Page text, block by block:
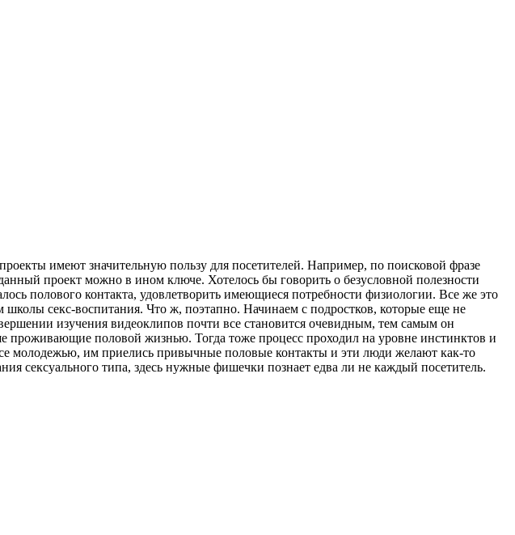
имеют значительную пользу для посетителей. Например, по поисковой фразе
проект можно в ином ключе. Хотелось бы говорить о безусловной полезности
полового контакта, удовлетворить имеющиеся потребности физиологии. Все же это
секс-воспитания. Что ж, поэтапно. Начинаем с подростков, которые еще не
изучения видеоклипов почти все становится очевидным, тем самым он
половой жизнью. Тогда тоже процесс проходил на уровне инстинктов и
молодежью, им приелись привычные половые контакты и эти люди желают как-то
сексуального типа, здесь нужные фишечки познает едва ли не каждый посетитель.